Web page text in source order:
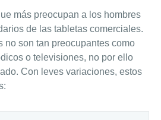
más preocupan a los hombres
de las tabletas comerciales.
no son tan preocupantes como
o televisiones, no por ello
Con leves variaciones, estos